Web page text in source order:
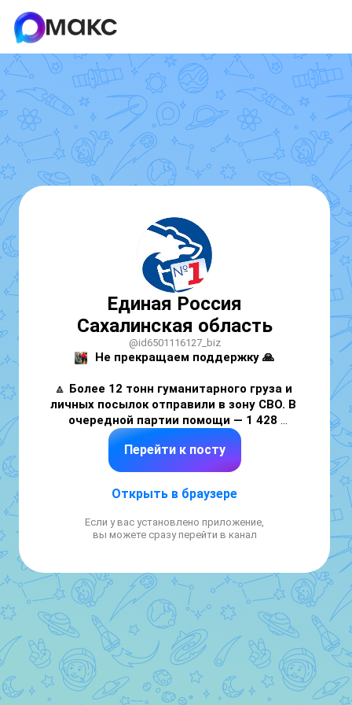
Единая Россия
Сахалинская область
@id6501116127_biz
Не прекращаем поддержку 🙏
🔼 Более 12 тонн гуманитарного груза и
личных посылок отправили в зону СВО. В
очередной партии помощи — 1 428
отправлений.
Большой груз собрали с
помощью всех 18 муниципалитетов
гуманитарной помощи приняли участие
железнодорожного транспорта,
#МЫВМЕСТЕ, актив «Молодой Гвардии
Единой России»
Сахалинского молодежного ресурсного
центра
, а также представители
молодежных, общественных и
добровольческих организаций.
🔼 Сахалинские военнослужащие получат:
Перейти к посту
Открыть в браузере
Если у вас установлено приложение,
вы можете сразу перейти в канал